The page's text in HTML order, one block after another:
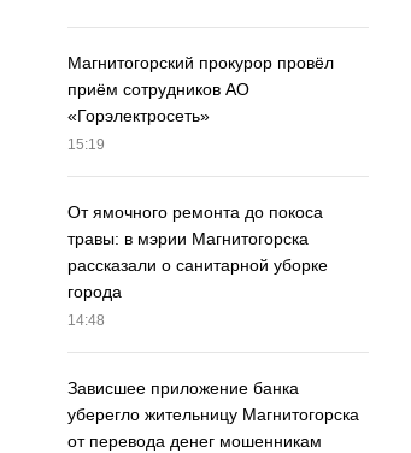
Магнитогорский прокурор провёл
приём сотрудников АО
«Горэлектросеть»
15:19
От ямочного ремонта до покоса
травы: в мэрии Магнитогорска
рассказали о санитарной уборке
города
14:48
Зависшее приложение банка
уберегло жительницу Магнитогорска
от перевода денег мошенникам